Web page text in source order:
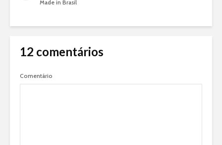
Made in Brasil
12 comentários
Comentário